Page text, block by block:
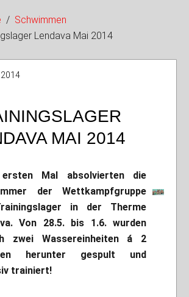
Schwimmen
Lendava Mai 2014
MAI 2014
Mal absolvierten die
der Wettkampfgruppe
in der Therme
Von 28.5. bis 1.6. wurden
zwei Wassereinheiten á 2
herunter gespult und
trainiert!